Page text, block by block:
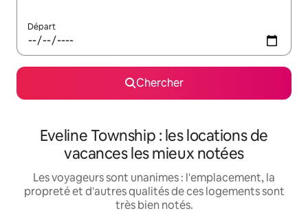
Départ
Chercher
Eveline Township : les locations de
vacances les mieux notées
Les voyageurs sont unanimes : l'emplacement, la
propreté et d'autres qualités de ces logements sont
très bien notés.